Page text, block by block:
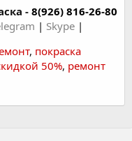
- 8(926) 816-26-80
| Skype |
, покраска
50%, ремонт